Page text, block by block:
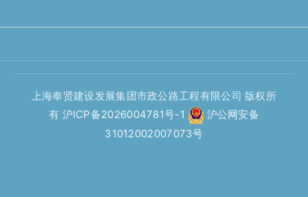
上海奉贤建设发展集团市政公路工程有限公司 版权所
有 沪ICP备2026004781号-1
沪公网安备
31012002007073号